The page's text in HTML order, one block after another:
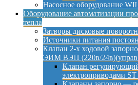
Насосное оборудование
Оборудование автоматизации
тепла
Затворы дисковые
Источники питания
Клапан 2-х ходовой
ЭИМ ВЭП (220в/
Клапан
электроприводами